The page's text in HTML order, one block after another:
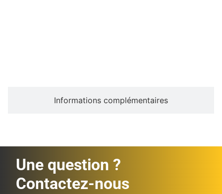
Informations complémentaires
Une question ?
Contactez-nous